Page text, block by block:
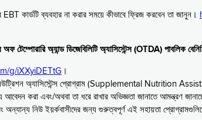
কার্ডটি ব্যবহার না করার সময়ে কীভাবে ফ্রিজ করবেন তা জানুন।
টেম্পোরারি অ্যান্ড ডিজেবিলিটি অ্যাসিস্টেন্স (OTDA)
g/iXXyiDETtG ।
নিউট্রিশন অ্যাসিস্টেন্স প্রোগ্রাম (Supplemental Nutrition
করা এবং/অথবা তা ধরে রাখার অভিজ্ঞতা জানাতে আমন্ত্রণ
নিউ ইয়র্কবাসীদের জন্য গুরুত্বপূর্ণ এই সহায়তা